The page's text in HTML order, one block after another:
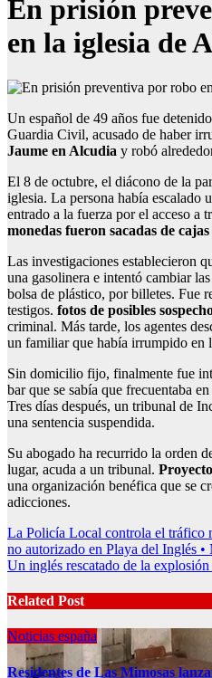
En prisión
en la iglesia de
Un español de 49 años fue
Guardia Civil, acusado de haber
Jaume en Alcudia y robó
El 8 de octubre, el diácono de la
iglesia. La persona había escalado
entrado a la fuerza por el acceso a
monedas fueron sacadas de
Las investigaciones establecieron
una gasolinera e intentó cambiar
bolsa de plástico, por billetes. Fue
testigos. fotos de posibles
criminal. Más tarde, los agentes
un familiar que había irrumpido en
Sin domicilio fijo, finalmente fue
bar que se sabía que frecuentaba
Tres días después, un tribunal de
una sentencia suspendida.
Su abogado ha recurrido la orden
lugar, acuda a un tribunal.
una organización benéfica que se
adicciones.
Post
navigation
La Policía Local controla el tráfico
no autorizado en Playa del Inglés •
Un inglés rescatado de la
Related Post
Noticias españa
Residentes de Las Mimosas